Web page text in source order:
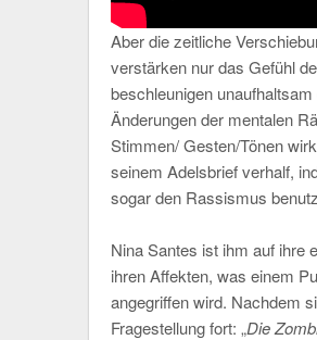
Aber die zeitliche
verstärken nur das Gefühl
beschleunigen
Änderungen der mentalen
Stimmen/ Gesten/Tönen
seinem Adelsbrief verhalf,
sogar den Rassismus
Nina Santes ist ihm auf ihre
ihren Affekten, was einem
angegriffen wird. Nachdem
Fragestellung fort: „Die